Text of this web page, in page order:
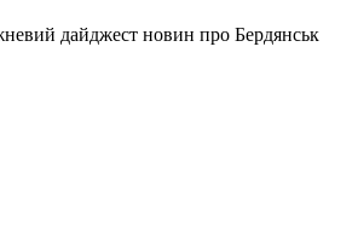
дайджест новин про Бердянськ